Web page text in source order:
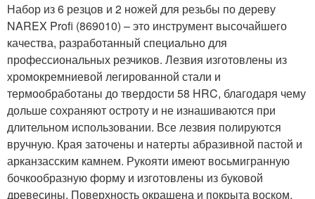
Набор из 6 резцов и 2 ножей для резьбы по дереву
NAREX Profi (869010) – это инструмент высочайшего
качества, разработанный специально для
профессиональных резчиков. Лезвия изготовлены из
хромокремниевой легированной стали и
термообработаны до твердости 58 HRC, благодаря чему
дольше сохраняют остроту и не изнашиваются при
длительном использовании. Все лезвия полируются
вручную. Края заточены и натерты абразивной пастой и
арканзасским камнем. Рукояти имеют восьмигранную
бочкообразную форму и изготовлены из буковой
древесины. Поверхность окрашена и покрыта воском.